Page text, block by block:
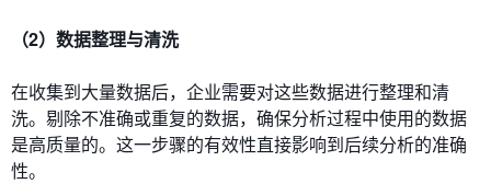
（2）数据整理与清洗
在收集到大量数据后，企业需要对这些数据进行整理和清
洗。剔除不准确或重复的数据，确保分析过程中使用的数据
是高质量的。这一步骤的有效性直接影响到后续分析的准确
性。